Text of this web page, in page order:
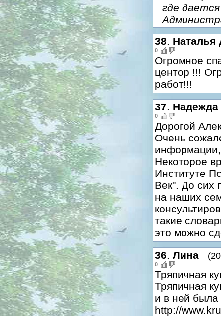
где
38. Наталья
0
Огромное
центор !!!
работ!!!
37. Надежда
0
Дорогой
Очень
информации,
Некоторое
Институте
Век". До сих
на наших
такие
это можно
36. Лина
0
Тряпичная
Тряпичная
и в ней
http://